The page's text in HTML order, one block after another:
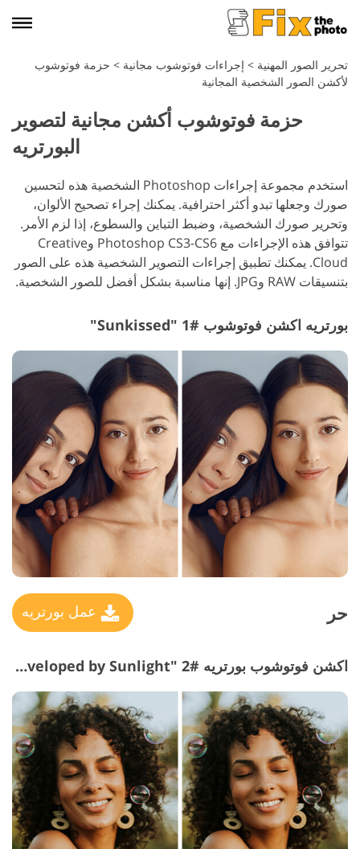
تحرير الصور المهنية > إجراءات فوتوشوب مجانية > حزمة فوتوشوب
لأكشن الصور الشخصية المجانية
حزمة فوتوشوب أكشن مجانية لتصوير
البورتريه
استخدم مجموعة إجراءات Photoshop الشخصية هذه لتحسين
صورك وجعلها تبدو أكثر احترافية. يمكنك إجراء تصحيح الألوان،
وتحرير صورك الشخصية، وضبط التباين والسطوع، إذا لزم الأمر.
تتوافق هذه الإجراءات مع Photoshop CS3-CS6 وCreative
Cloud. يمكنك تطبيق إجراءات التصوير الشخصية هذه على الصور
بتنسيقات RAW وJPG. إنها مناسبة بشكل أفضل للصور الشخصية.
بورتريه اكشن فوتوشوب #1 "Sunkissed"
حر عمل بورتريه
اكشن فوتوشوب بورتريه #2 "Enveloped by Sunlight"